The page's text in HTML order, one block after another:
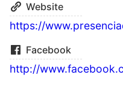
Website
https://
Facebook
http://